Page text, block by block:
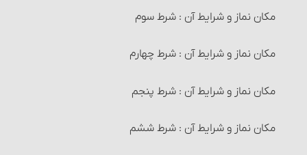
نصاب گوسفند
زکات نقدین‏
نصاب طلا و نقره‏
زکات گندم، جو، خرما و کشمش (غلّات چهارگانه)
روزۀ مستحبی
خودداری از مبطلات روزه برای غیر روزه‎دار
آنچه برای روزه‏ دار مکروه است
راه ثابت شدن اوّل و آخر هر ماه‏
سایر احکام نجاسات
1- آب‏
شستن ظروف با آب قلیل
2- زمین‏
احکام مرتدّ فطری
احکام مرتد ملّی
حکم سایر حدود و تعزیرات‏
احکام قصاص و دیات‏
مکان نماز و شرایط آن : شرط سوم
مکان نماز و شرایط آن : شرط چهارم
مکان نماز و شرایط آن : شرط پنجم
مکان نماز و شرایط آن : شرط ششم